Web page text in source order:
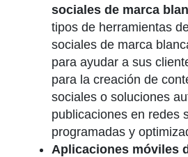
sociales de marca
tipos de herramientas
sociales de marca
para ayudar a sus
para la creación de
sociales o soluciones
publicaciones en redes
programadas y
Aplicaciones móviles